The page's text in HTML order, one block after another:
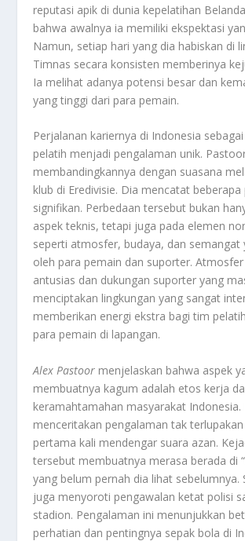
reputasi apik di dunia kepelatihan
bahwa awalnya ia memiliki ekspektasi
Namun, setiap hari yang dia habiskan di
Timnas secara konsisten memberinya
Ia melihat adanya potensi besar dan
yang tinggi dari para pemain.
Perjalanan kariernya di Indonesia
pelatih menjadi pengalaman unik.
membandingkannya dengan suasana
klub di Eredivisie. Dia mencatat beberapa
signifikan. Perbedaan tersebut bukan
aspek teknis, tetapi juga pada elemen
seperti atmosfer, budaya, dan semangat
oleh para pemain dan suporter.
antusias dan dukungan suporter yang
menciptakan lingkungan yang sangat
memberikan energi ekstra bagi tim
para pemain di lapangan.
Alex Pastoor menjelaskan bahwa aspek
membuatnya kagum adalah etos kerja
keramahtamahan masyarakat Indonesia.
menceritakan pengalaman tak
pertama kali mendengar suara azan.
tersebut membuatnya merasa berada di
yang belum pernah dia lihat sebelumnya.
juga menyoroti pengawalan ketat polisi
stadion. Pengalaman ini menunjukkan
perhatian dan pentingnya sepak bola di